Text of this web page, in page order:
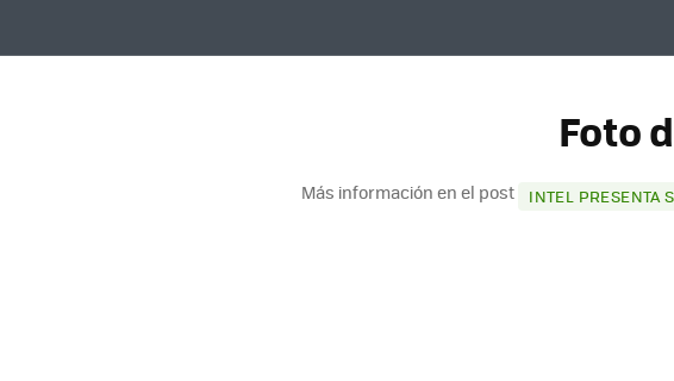
Foto
Más información en el post INTEL PRESENTA